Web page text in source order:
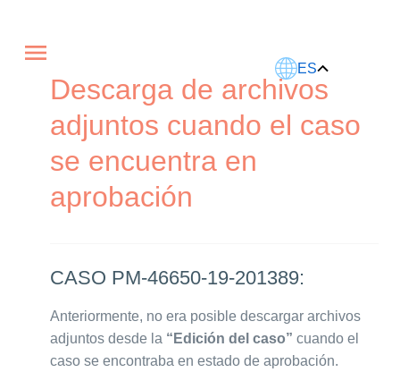
ES
Descarga de archivos
adjuntos cuando el caso
se encuentra en
aprobación
CASO PM-46650-19-201389:
Anteriormente, no era posible descargar archivos
adjuntos desde la “Edición del caso” cuando el
caso se encontraba en estado de aprobación.